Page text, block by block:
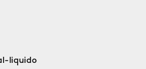
liquido